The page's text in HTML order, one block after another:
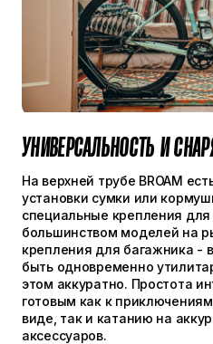
УНИВЕРСАЛЬНОСТЬ И
На верхней трубе BROAM
установки сумки или
специальные крепления
большинством моделей на
крепления для багажника -
быть одновременно
этом аккуратно. Простота
готовым как к
виде, так и катанию на
аксессуаров.